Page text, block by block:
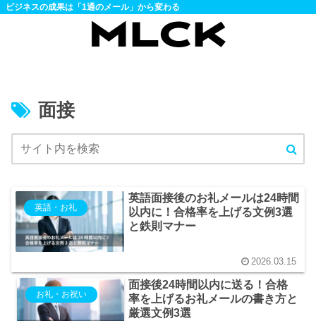
ビジネスの成果は「1通のメール」から変わる
面接
英語・お礼
英語面接後のお礼メールは24時間
以内に！合格率を上げる文例3選
と鉄則マナー
2026.03.15
お礼・お祝い
面接後24時間以内に送る！合格
率を上げるお礼メールの書き方と
厳選文例3選